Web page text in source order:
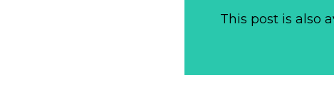
This post is also